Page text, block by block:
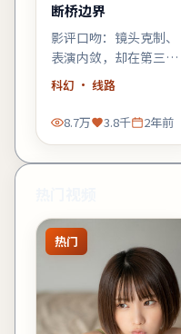
断桥边界
影评口吻：镜头克制、
表演内敛，却在第三幕
用一场雨戏把张力推到
表情值得二刷。
科幻 · 线路
8.7万 3.8千 2年前
热门